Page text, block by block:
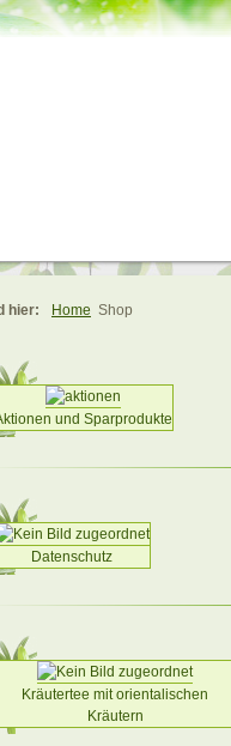
hier: Home Shop
und Sparprodukte
Datenschutz
Kräutertee mit orientalischen
Kräutern